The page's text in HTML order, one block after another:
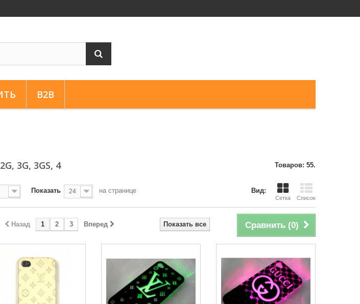
B2B
3G, 3GS, 4 Товаров: 55.
Вид:
Сетка Список
Показать 24 на странице
Сравнить (0)
Показать все
Назад 1 2 3 Вперед